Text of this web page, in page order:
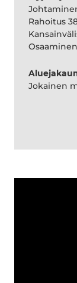
Rahoitus
Jokainen